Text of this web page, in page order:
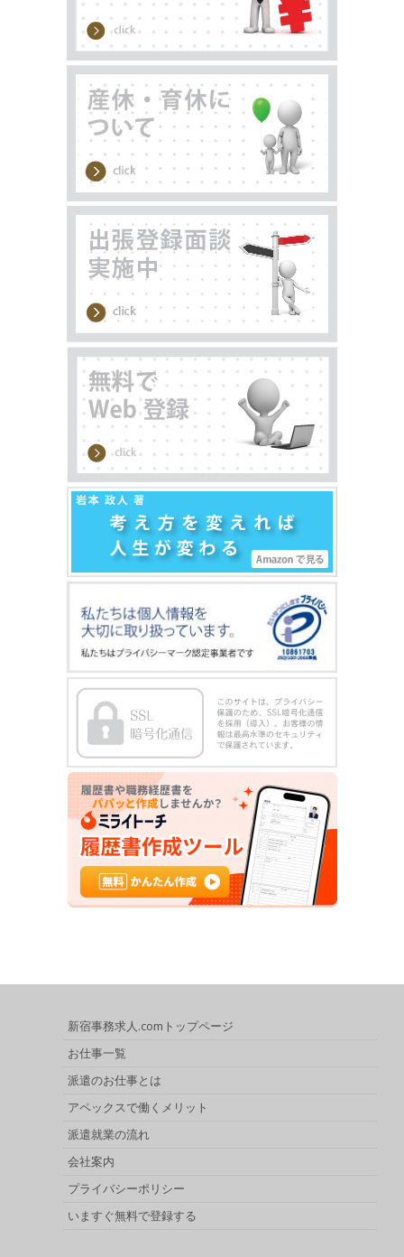
新宿事務求人.comトップページ
お仕事一覧
派遣のお仕事とは
アペックスで働くメリット
派遣就業の流れ
会社案内
プライバシーポリシー
いますぐ無料で登録する